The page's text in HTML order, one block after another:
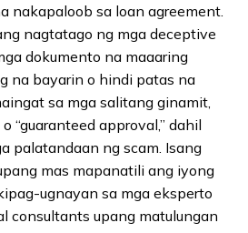
nakapaloob sa loan agreement.
nagtatago ng mga deceptive
dokumento na maaaring
na bayarin o hindi patas na
sa mga salitang ginamit,
“guaranteed approval,” dahil
palatandaan ng scam. Isang
mas mapanatili ang iyong
ugnayan sa mga eksperto
consultants upang matulungan